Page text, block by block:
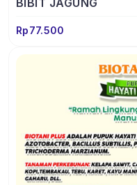
BIBIT JAGUNG
Rp77.500